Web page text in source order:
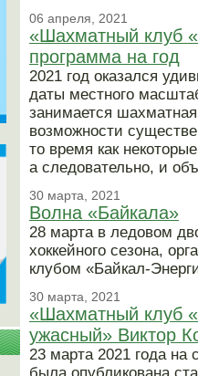
06 апреля, 2021
«Шахматный клуб
программа на год
2021 год оказался
даты местного
занимается
возможности
то время как
а следовательно, и
30 марта, 2021
Волна «Байкала»
28 марта в ледовом
хоккейного сезона,
клубом «Байкал-
30 марта, 2021
«Шахматный клуб
ужасный» Виктор
23 марта 2021 года